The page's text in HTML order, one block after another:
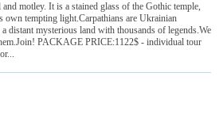
motley. It is a stained glass of the Gothic temple,
own tempting light.Carpathians are Ukrainian
distant mysterious land with thousands of legends.We
PACKAGE PRICE:1122$ - individual tour